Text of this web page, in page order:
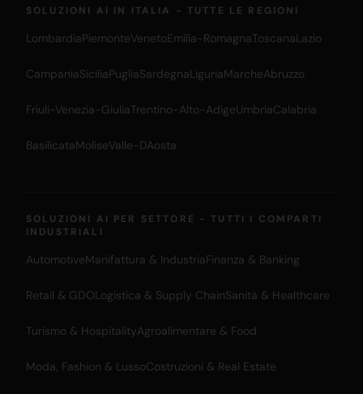
SOLUZIONI AI IN ITALIA - TUTTE LE REGIONI
LombardiaPiemonteVenetoEmilia-RomagnaToscanaLazio
CampaniaSiciliaPugliaSardegnaLiguriaMarcheAbruzzo
Friuli-Venezia-GiuliaTrentino-Alto-AdigeUmbriaCalabria
BasilicataMoliseValle-DAosta
SOLUZIONI AI PER SETTORE - TUTTI I COMPARTI
INDUSTRIALI
AutomotiveManifattura & IndustriaFinanza & Banking
Retail & GDOLogistica & Supply ChainSanità & Healthcare
Turismo & HospitalityAgroalimentare & Food
Moda, Fashion & LussoCostruzioni & Real Estate